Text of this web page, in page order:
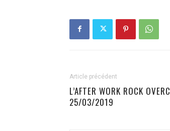
Article précédent
L’AFTER WORK ROCK
25/03/2019